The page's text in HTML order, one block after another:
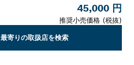
45,000 円
推奨小売価格 (税抜)
最寄りの取扱店を検索